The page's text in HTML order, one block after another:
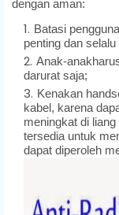
dengan aman:
Batasi
penting dan
Anak-
darurat saja;
Kenakan
kabel, karena
meningkat di
tersedia untuk
dapat diperoleh